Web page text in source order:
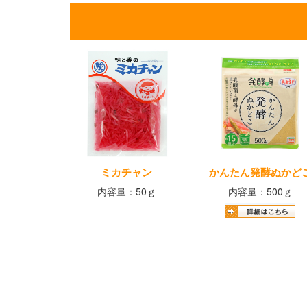
ミカチャン
内容量：50ｇ
かんたん発酵ぬかど
内容量：500ｇ